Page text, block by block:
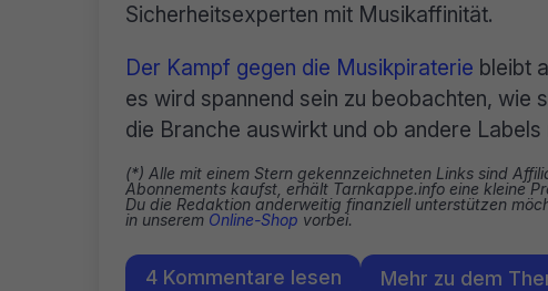
Sicherheitsexperten mit Musikaffinität.
Der Kampf gegen die Musikpiraterie bleibt
es wird spannend sein zu beobachten, wie
die Branche auswirkt und ob andere Labels
(*) Alle mit einem Stern gekennzeichneten Links sind
Abonnements kaufst, erhält Tarnkappe.info eine kleine
Du die Redaktion anderweitig finanziell unterstützen
in unserem Online-Shop vorbei.
4 Kommentare lesen Mehr zu dem